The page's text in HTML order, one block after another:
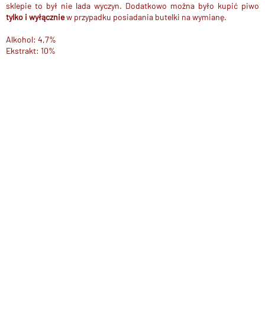
sklepie to był nie lada wyczyn. Dodatkowo można było kupić piwo
tylko i wyłączniew przypadku posiadania butelki na wymianę.
Alkohol: 4,7%
Ekstrakt: 10%